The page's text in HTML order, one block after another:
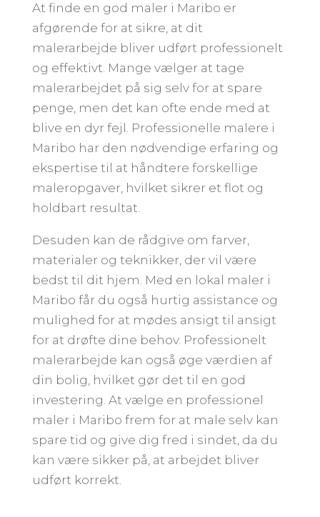
At finde en god maler i Maribo er
afgørende for at sikre, at dit
malerarbejde bliver udført professionelt
og effektivt. Mange vælger at tage
malerarbejdet på sig selv for at spare
penge, men det kan ofte ende med at
blive en dyr fejl. Professionelle malere i
Maribo har den nødvendige erfaring og
ekspertise til at håndtere forskellige
maleropgaver, hvilket sikrer et flot og
holdbart resultat.
Desuden kan de rådgive om farver,
materialer og teknikker, der vil være
bedst til dit hjem. Med en lokal maler i
Maribo får du også hurtig assistance og
mulighed for at mødes ansigt til ansigt
for at drøfte dine behov. Professionelt
malerarbejde kan også øge værdien af
din bolig, hvilket gør det til en god
investering. At vælge en professionel
maler i Maribo frem for at male selv kan
spare tid og give dig fred i sindet, da du
kan være sikker på, at arbejdet bliver
udført korrekt.